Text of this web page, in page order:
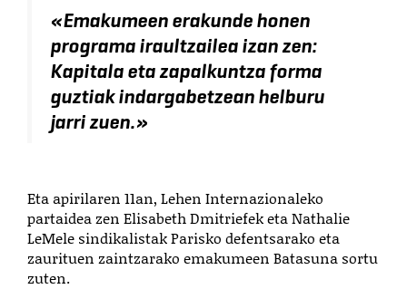
«Emakumeen erakunde honen
programa iraultzailea izan zen:
Kapitala eta zapalkuntza forma
guztiak indargabetzean helburu
jarri zuen.»
Eta apirilaren 11an, Lehen Internazionaleko
partaidea zen Elisabeth Dmitriefek eta Nathalie
LeMele sindikalistak Parisko defentsarako eta
zaurituen zaintzarako emakumeen Batasuna sortu
zuten.